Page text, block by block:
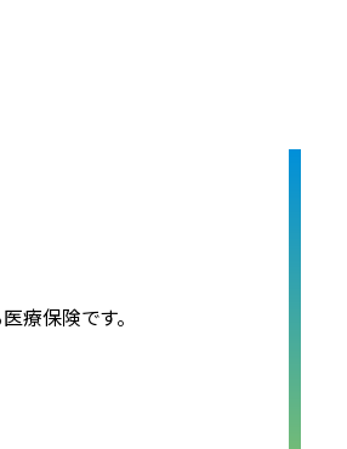
療保険です。